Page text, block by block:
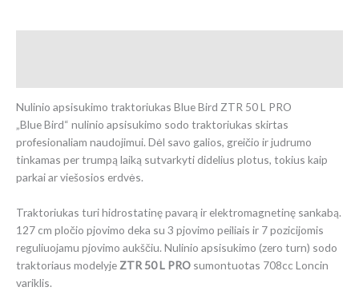
Nulinio apsisukimo traktoriukas Blue Bird ZTR 50 L PRO
„Blue Bird“ nulinio apsisukimo sodo traktoriukas skirtas
profesionaliam naudojimui. Dėl savo galios, greičio ir judrumo
tinkamas per trumpą laiką sutvarkyti didelius plotus, tokius kaip
parkai ar viešosios erdvės.
Traktoriukas turi hidrostatinę pavarą ir elektromagnetinę sankabą.
127 cm pločio pjovimo deka su 3 pjovimo peiliais ir 7 pozicijomis
reguliuojamu pjovimo aukščiu. Nulinio apsisukimo (zero turn) sodo
traktoriaus modelyje ZTR 50 L PRO sumontuotas 708cc Loncin
variklis.